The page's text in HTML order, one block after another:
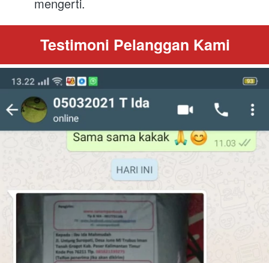
mengerti.
Testimoni Pelanggan Kami